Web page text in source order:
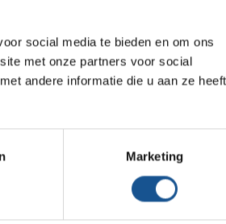
social media te bieden en om ons
met onze partners voor social
andere informatie die u aan ze heeft
Marketing
BINBIN
Over VE-
Contact
Ons team
Klantcases